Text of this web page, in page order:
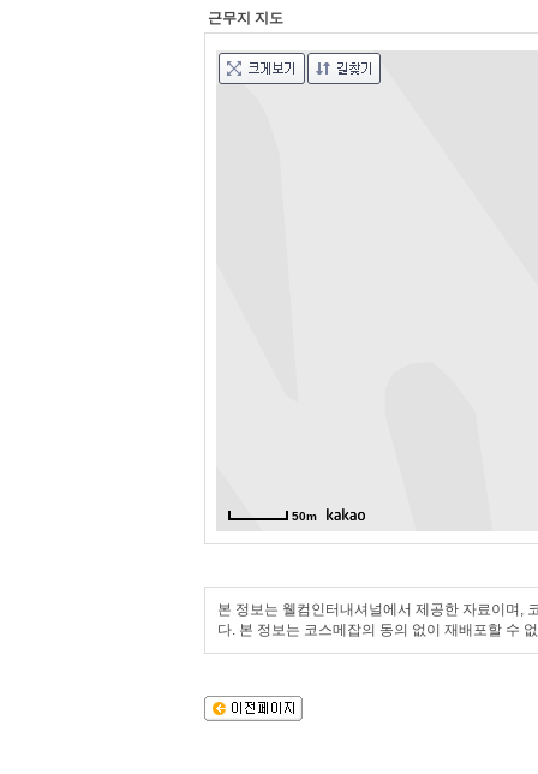
근무지 지도
50m
본 정보는 웰컴인터내셔널에서 제공한 자료이며,
다. 본 정보는 코스메잡의 동의 없이 재배포할 수